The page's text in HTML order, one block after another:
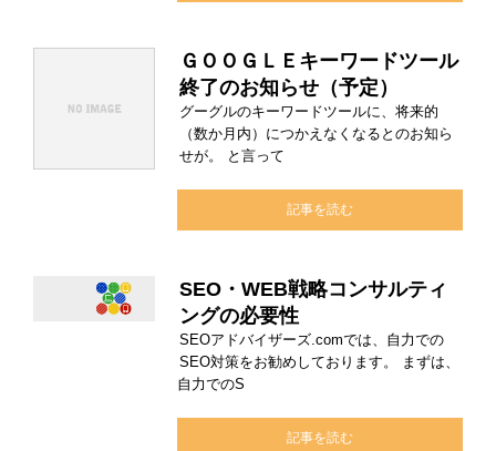
ＧＯＯＧＬＥキーワードツール
終了のお知らせ（予定）
グーグルのキーワードツールに、将来的
（数か月内）につかえなくなるとのお知ら
せが。 と言って
記事を読む
SEO・WEB戦略コンサルティ
ングの必要性
SEOアドバイザーズ.comでは、自力での
SEO対策をお勧めしております。 まずは、
自力でのS
記事を読む